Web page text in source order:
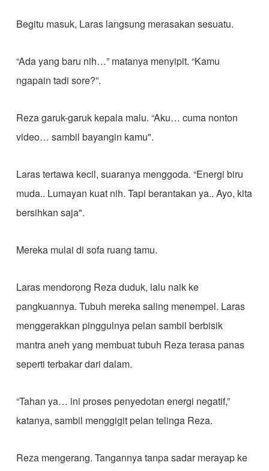
Begitu masuk, Laras langsung merasakan sesuatu.
“Ada yang baru nih…” matanya menyipit. “Kamu
ngapain tadi sore?”.
Reza garuk-garuk kepala malu. “Aku… cuma nonton
video… sambil bayangin kamu".
Laras tertawa kecil, suaranya menggoda. “Energi biru
muda.. Lumayan kuat nih. Tapi berantakan ya.. Ayo, kita
bersihkan saja".
Mereka mulai di sofa ruang tamu.
Laras mendorong Reza duduk, lalu naik ke
pangkuannya. Tubuh mereka saling menempel. Laras
menggerakkan pinggulnya pelan sambil berbisik
mantra aneh yang membuat tubuh Reza terasa panas
seperti terbakar dari dalam.
“Tahan ya… ini proses penyedotan energi negatif,”
katanya, sambil menggigit pelan telinga Reza.
Reza mengerang. Tangannya tanpa sadar merayap ke